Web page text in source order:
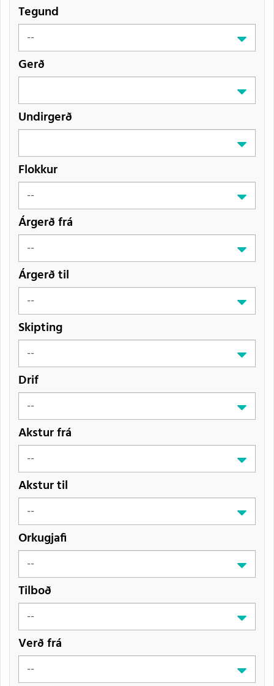
Tegund
Gerð
Undirgerð
Flokkur
Árgerð frá
Árgerð til
Skipting
Drif
Akstur frá
Akstur til
Orkugjafi
Tilboð
Verð frá